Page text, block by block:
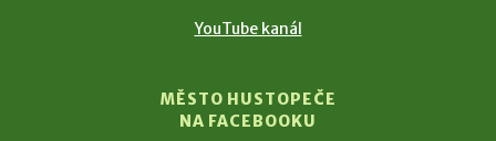
YouTube kanál
MĚSTO HUSTOPEČE
NA FACEBOOKU